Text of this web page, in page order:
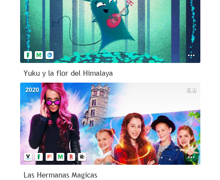
Yuku y la flor del Himalaya
5.8
2020
Las Hermanas Magicas